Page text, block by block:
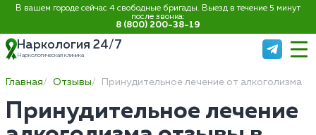
В вашем городе сейчас 4 свободные бригады. Выезд в течение 5 минут
после звонка:
8 (800) 200-38-19
Наркология 24/7
Наркологическая клиника
Главная Отзывы Принудительное лечение от алкоголизма
Принудительное лечение